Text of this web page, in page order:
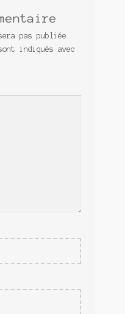
pas publiée.
indiqués avec